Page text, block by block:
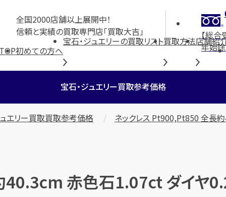
全国2000店舗以上展開中！
信頼と実績の買取専門店「買取大吉」
【総
年始
初めての方へ
宝石・ジュエリーの買取リスト買取方法店舗紹
宝石・ジュエリー買取参考価格
エリー買取買取参考価格 ネックレス Pt900,Pt850 全長
40.3cm 赤色石1.07ct ダイヤ